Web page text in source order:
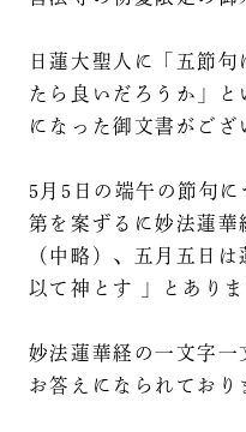
日蓮大聖人に「五節句
たら良いだろうか」と
になった御文書がござ
5月5日の端午の節句
第を案ずるに妙法蓮華
（中略）、五月五日
以て神とす 」とありま
妙法蓮華経の一文字一
お答えになられており